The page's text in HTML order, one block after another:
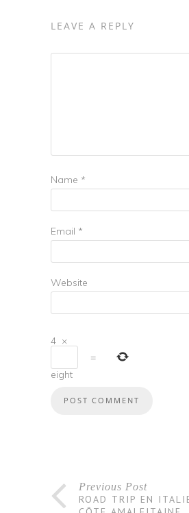
LEAVE A REPLY
Name *
Email *
Website
4 ×
=
eight
Previous Post
ROAD TRIP EN